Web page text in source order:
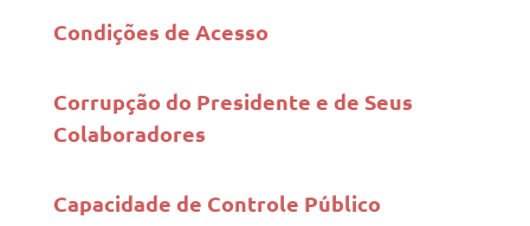
Condições de Acesso
Corrupção do Presidente e de Seus
Colaboradores
Capacidade de Controle Público